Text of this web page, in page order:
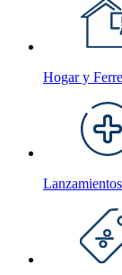
Hogar y
Lanzamientos